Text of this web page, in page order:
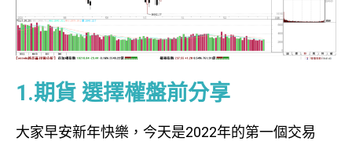
1.期貨 選擇權盤前分享
大家早安新年快樂，今天是2022年的第一個交易